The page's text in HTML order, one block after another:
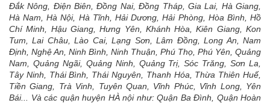
Đắk Nông, Điện Biên, Đồng Nai, Đồng Tháp, Gia Lai, Hà Giang,
Hà Nam, Hà Nội, Hà Tĩnh, Hải Dương, Hải Phòng, Hòa Bình, Hồ
Chí Minh, Hậu Giang, Hưng Yên, Khánh Hòa, Kiên Giang, Kon
Tum, Lai Châu, Lào Cai, Lạng Sơn, Lâm Đồng, Long An, Nam
Định, Nghệ An, Ninh Bình, Ninh Thuận, Phú Thọ, Phú Yên, Quảng
Nam, Quảng Ngãi, Quảng Ninh, Quảng Trị, Sóc Trăng, Sơn La,
Tây Ninh, Thái Bình, Thái Nguyên, Thanh Hóa, Thừa Thiên Huế,
Tiền Giang, Trà Vinh, Tuyên Quan, Vĩnh Phúc, Vĩnh Long, Yên
Bái... Và các quận huyện HÀ nội như: Quận Ba Đình, Quận Hoàn